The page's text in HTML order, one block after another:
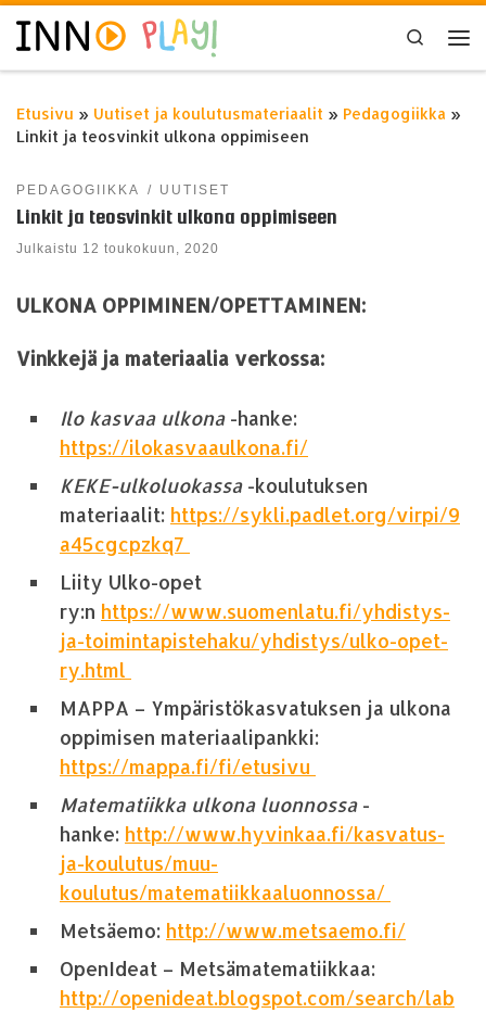
Skip to content
Search
Etusivu » Uutiset ja koulutusmateriaalit » Pedagogiikka »
Linkit ja teosvinkit ulkona oppimiseen
PEDAGOGIIKKA UUTISET
Linkit ja teosvinkit ulkona oppimiseen
Julkaistu 12 toukokuun, 2020
ULKONA OPPIMINEN/OPETTAMINEN:
Vinkkejä ja materiaalia verkossa:
Ilo kasvaa ulkona-hanke:
https://ilokasvaaulkona.fi/
KEKE-ulkoluokassa-koulutuksen
materiaalit: https://sykli.padlet.org/virpi/9
a45cgcpzkq7
Liity Ulko-opet
ry:n https://www.suomenlatu.fi/yhdistys-
ja-toimintapistehaku/yhdistys/ulko-opet-
ry.html
MAPPA – Ympäristökasvatuksen ja ulkona
oppimisen materiaalipankki:
https://mappa.fi/fi/etusivu
Matematiikka ulkona luonnossa-
hanke: http://www.hyvinkaa.fi/kasvatus-
ja-koulutus/muu-
koulutus/matematiikkaaluonnossa/
Metsäemo: http://www.metsaemo.fi/
OpenIdeat – Metsämatematiikkaa:
http://openideat.blogspot.com/search/lab